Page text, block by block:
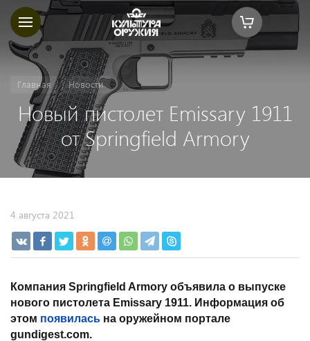
Главная Новости
Новый пистолет Emissary 1911
от Springfield Armory
4 августа 2021
Компания Springfield Armory объявила о выпуске
нового пистолета Emissary 1911. Информация об
этом появилась на оружейном портале
gundigest.com.